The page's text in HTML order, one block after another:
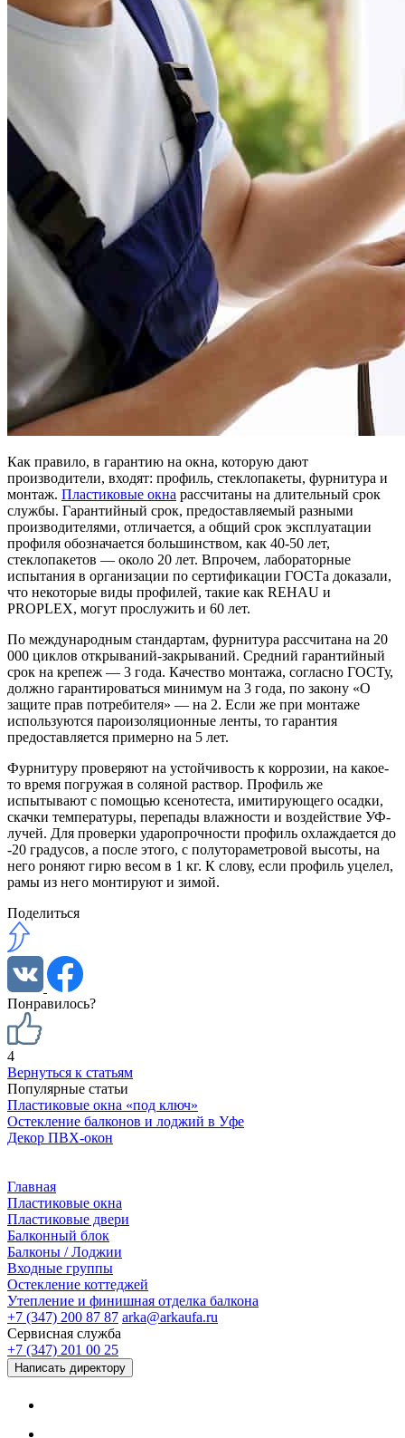
Как правило, в гарантию на окна, которую дают
производители, входят: профиль, стеклопакеты, фурнитура и
монтаж. Пластиковые окна рассчитаны на длительный срок
службы. Гарантийный срок, предоставляемый разными
производителями, отличается, а общий срок эксплуатации
профиля обозначается большинством, как 40-50 лет,
стеклопакетов — около 20 лет. Впрочем, лабораторные
испытания в организации по сертификации ГОСТа доказали,
что некоторые виды профилей, такие как REHAU и
PROPLEX, могут прослужить и 60 лет.
По международным стандартам, фурнитура рассчитана на 20
000 циклов открываний-закрываний. Средний гарантийный
срок на крепеж — 3 года. Качество монтажа, согласно ГОСТу,
должно гарантироваться минимум на 3 года, по закону «О
защите прав потребителя» — на 2. Если же при монтаже
используются пароизоляционные ленты, то гарантия
предоставляется примерно на 5 лет.
Фурнитуру проверяют на устойчивость к коррозии, на какое-
то время погружая в соляной раствор. Профиль же
испытывают с помощью ксенотеста, имитирующего осадки,
скачки температуры, перепады влажности и воздействие УФ-
лучей. Для проверки ударопрочности профиль охлаждается до
-20 градусов, а после этого, с полутораметровой высоты, на
него роняют гирю весом в 1 кг. К слову, если профиль уцелел,
рамы из него монтируют и зимой.
Поделиться
Понравилось?
4
Вернуться к статьям
Популярные статьи
Пластиковые окна «под ключ»
Остекление балконов и лоджий в Уфе
Декор ПВХ-окон
Главная
Пластиковые окна
Пластиковые двери
Балконный блок
Балконы / Лоджии
Входные группы
Остекление коттеджей
Утепление и финишная отделка балкона
+7 (347) 200 87 87 arka@arkaufa.ru
Сервисная служба
+7 (347) 201 00 25
Написать директору